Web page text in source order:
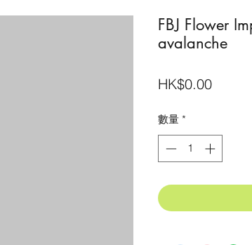
FBJ Flower
avalanche
HK$0.00價
數量 *